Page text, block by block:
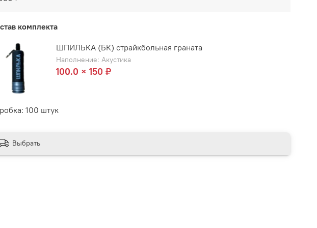
комплекта
ШПИЛЬКА (БК) страйкбольная граната
Наполнение: Акустика
100.0 × 150 ₽
100 штук
Выбрать